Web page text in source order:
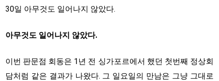
30일 아무것도 일어나지 않았다.
아무것도 일어나지 않았다.
이번 판문점 회동은 1년 전 싱가포르에서 했던 첫번째 정상회
담처럼 같은 결과가 나왔다. 그 일요일의 만남은 그냥 그대로